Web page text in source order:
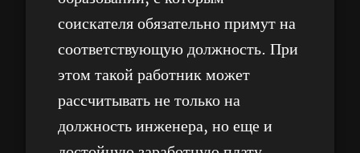
соискателя обязательно примут на
соответствующую должность. При
этом такой работник может
рассчитывать не только на
должность инженера, но еще и